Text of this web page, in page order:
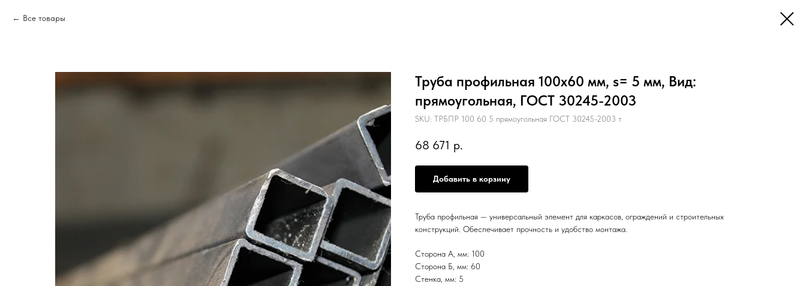
Все товары
Труба профильная 100х60 мм, s= 5 мм, Вид:
прямоугольная, ГОСТ 30245-2003
SKU: ТРБПР 100 60 5 прямоугольная ГОСТ 30245-2003 т
68 671 р.
Добавить в корзину
Труба профильная — универсальный элемент для каркасов, ограждений и строительных
конструкций. Обеспечивает прочность и удобство монтажа.
Сторона А, мм: 100
Сторона Б, мм: 60
Стенка, мм: 5